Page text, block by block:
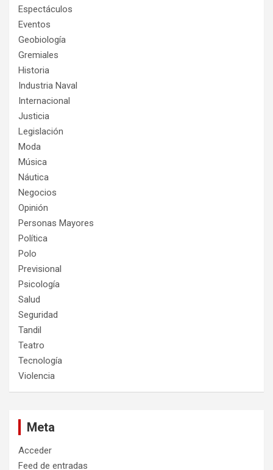
Espectáculos
Eventos
Geobiología
Gremiales
Historia
Industria Naval
Internacional
Justicia
Legislación
Moda
Música
Náutica
Negocios
Opinión
Personas Mayores
Política
Polo
Previsional
Psicología
Salud
Seguridad
Tandil
Teatro
Tecnología
Violencia
Meta
Acceder
Feed de entradas